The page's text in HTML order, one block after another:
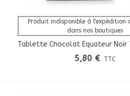
Afficher Plus
Produit indisponible à l'expédition
dans nos boutiques
Tablette Chocolat Equateur Noir
Origines
5,80 € TTC